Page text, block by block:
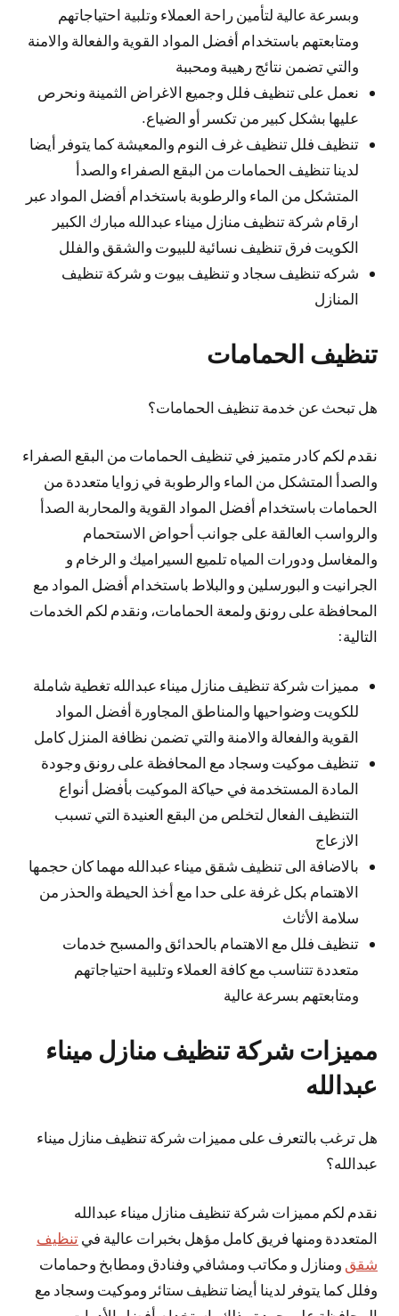
وبسرعة عالية لتأمين راحة العملاء وتلبية احتياجاتهم
ومتابعتهم باستخدام أفضل المواد القوية والفعالة والامنة
والتي تضمن نتائج رهيبة ومحببة
نعمل على تنظيف فلل وجميع الاغراض الثمينة ونحرص
عليها بشكل كبير من تكسر أو الضياع.
تنظيف فلل تنظيف غرف النوم والمعيشة كما يتوفر أيضا
لدينا تنظيف الحمامات من البقع الصفراء والصدأ
المتشكل من الماء والرطوبة باستخدام أفضل المواد عبر
ارقام شركة تنظيف منازل ميناء عبدالله مبارك الكبير
الكويت فرق تنظيف نسائية للبيوت والشقق والفلل
شركه تنظيف سجاد و تنظيف بيوت و شركة تنظيف
المنازل
تنظيف الحمامات
هل تبحث عن خدمة تنظيف الحمامات؟
نقدم لكم كادر متميز في تنظيف الحمامات من البقع الصفراء
والصدأ المتشكل من الماء والرطوبة في زوايا متعددة من
الحمامات باستخدام أفضل المواد القوية والمحاربة الصدأ
والرواسب العالقة على جوانب أحواض الاستحمام
والمغاسل ودورات المياه تلميع السيراميك و الرخام و
الجرانيت و البورسلين و والبلاط باستخدام أفضل المواد مع
المحافظة على رونق ولمعة الحمامات، ونقدم لكم الخدمات
التالية:
مميزات شركة تنظيف منازل ميناء عبدالله تغطية شاملة
للكويت وضواحيها والمناطق المجاورة أفضل المواد
القوية والفعالة والامنة والتي تضمن نظافة المنزل كامل
تنظيف موكيت وسجاد مع المحافظة على رونق وجودة
المادة المستخدمة في حياكة الموكيت بأفضل أنواع
التنظيف الفعال لتخلص من البقع العنيدة التي تسبب
الازعاج
بالاضافة الى تنظيف شقق ميناء عبدالله مهما كان حجمها
الاهتمام بكل غرفة على حدا مع أخذ الحيطة والحذر من
سلامة الأثاث
تنظيف فلل مع الاهتمام بالحدائق والمسبح خدمات
متعددة تتناسب مع كافة العملاء وتلبية احتياجاتهم
ومتابعتهم بسرعة عالية
مميزات شركة تنظيف منازل ميناء
عبدالله
هل ترغب بالتعرف على مميزات شركة تنظيف منازل ميناء
عبدالله؟
نقدم لكم مميزات شركة تنظيف منازل ميناء عبدالله
المتعددة ومنها فريق كامل مؤهل بخبرات عالية في تنظيف
شقق ومنازل و مكاتب ومشافي وفنادق ومطابخ وحمامات
وفلل كما يتوفر لدينا أيضا تنظيف ستائر وموكيت وسجاد مع